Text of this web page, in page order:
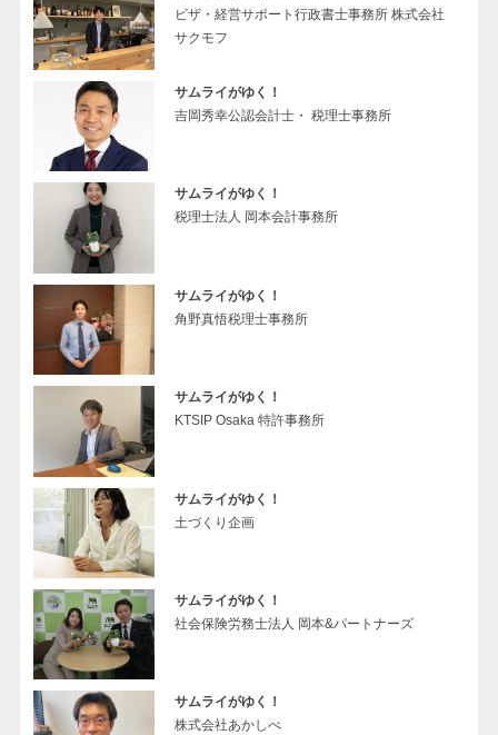
ビザ・経営サポート行政書士事務所 株式会社
サクモフ
サムライがゆく！
吉岡秀幸公認会計士・ 税理士事務所
サムライがゆく！
税理士法人 岡本会計事務所
サムライがゆく！
角野真悟税理士事務所
サムライがゆく！
KTSIP Osaka 特許事務所
サムライがゆく！
土づくり企画
サムライがゆく！
社会保険労務士法人 岡本&パートナーズ
サムライがゆく！
株式会社あかしべ